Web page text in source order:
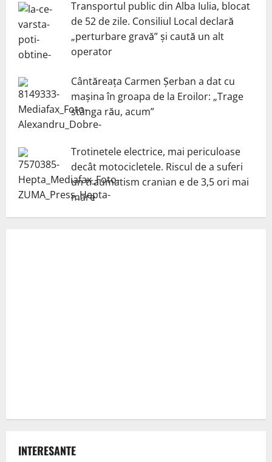
Transportul public din Alba Iulia, blocat
de 52 de zile. Consiliul Local declară
„perturbare gravă” și caută un alt
operator
Cântăreața Carmen Șerban a dat cu
mașina în groapa de la Eroilor: „Trage
stânga rău, acum”
Trotinetele electrice, mai periculoase
decât motocicletele. Riscul de a suferi
un traumatism cranian e de 3,5 ori mai
mare
INTERESANTE